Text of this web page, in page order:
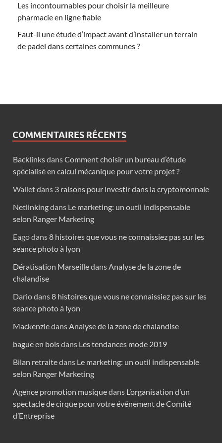
Les incontournables pour choisir la meilleure
pharmacie en ligne fiable
Faut-il une étude d’impact avant d’installer un terrain
de padel dans certaines communes ?
COMMENTAIRES RÉCENTS
BacklinksdansComment choisir un bureau d’étude
spécialisé en calcul mécanique pour votre projet ?
Walletdans 3 raisons pour investir dans la cryptomonnaie
Netlinkingdans Le marketing: un outil indispensable
selon Ranger Marketing
Eagodans8 histoires que vous ne connaissiez pas sur les
seance photo à lyon
Dératisation MarseilledansAnalyse de la zone de
chalandise
Dariodans8 histoires que vous ne connaissiez pas sur les
seance photo à lyon
MackenziedansAnalyse de la zone de chalandise
bague en boisdans Les tendances mode 2019
Bilan retraitedans Le marketing: un outil indispensable
selon Ranger Marketing
Agence promotion musiquedans L’organisation d’un
spectacle de cirque pour votre événement de Comité
d’Entreprise